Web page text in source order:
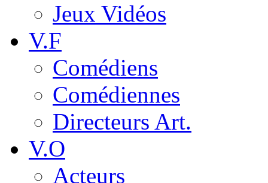
Jeux Vidéos
V.F
Comédiens
Comédiennes
Directeurs Art.
V.O
Acteurs